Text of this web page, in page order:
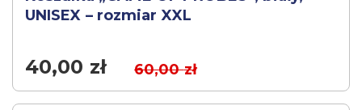
UNISEX – rozmiar XXL
40,00 zł 60,00zł